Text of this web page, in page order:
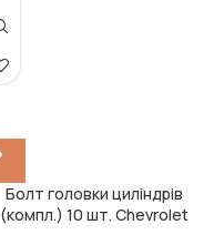
Болт головки циліндрів
(компл.) 10 шт. Chevrolet